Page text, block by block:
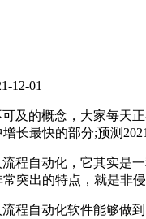
12-01
及的概念，大家每天
长最快的部分;预测
程自动化，它其实是
突出的特点，就是非
程自动化软件能够做